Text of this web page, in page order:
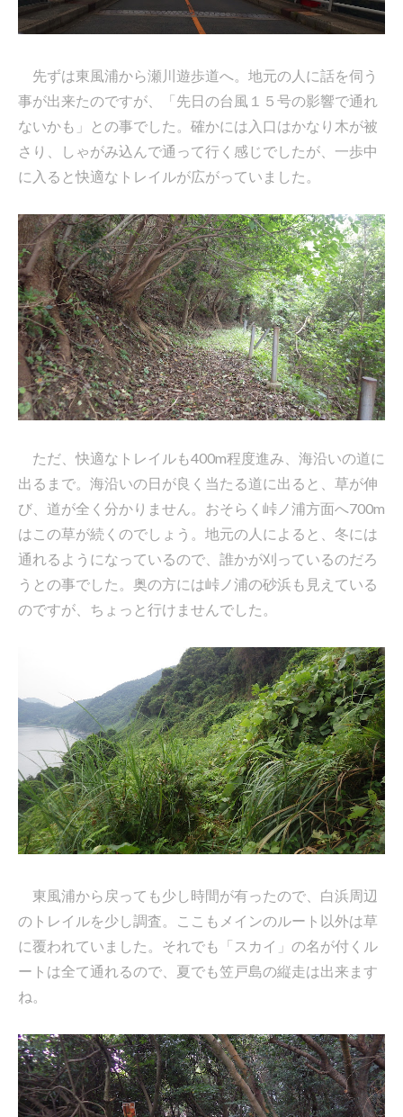
先ずは東風浦から瀬川遊歩道へ。地元の人に話を伺う
事が出来たのですが、「先日の台風１５号の影響で通れ
ないかも」との事でした。確かには入口はかなり木が被
さり、しゃがみ込んで通って行く感じでしたが、一歩中
に入ると快適なトレイルが広がっていました。
ただ、快適なトレイルも400m程度進み、海沿いの道に
出るまで。海沿いの日が良く当たる道に出ると、草が伸
び、道が全く分かりません。おそらく峠ノ浦方面へ700m
はこの草が続くのでしょう。地元の人によると、冬には
通れるようになっているので、誰かが刈っているのだろ
うとの事でした。奥の方には峠ノ浦の砂浜も見えている
のですが、ちょっと行けませんでした。
東風浦から戻っても少し時間が有ったので、白浜周辺
のトレイルを少し調査。ここもメインのルート以外は草
に覆われていました。それでも「スカイ」の名が付くル
ートは全て通れるので、夏でも笠戸島の縦走は出来ます
ね。